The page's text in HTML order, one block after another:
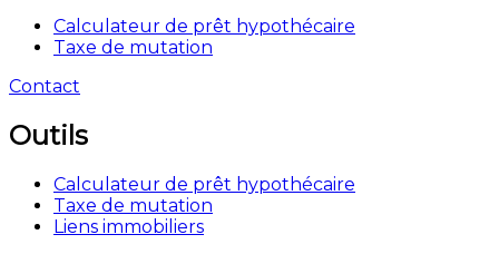
Calculateur de prêt hypothécaire
Taxe de mutation
Contact
Outils
Calculateur de prêt hypothécaire
Taxe de mutation
Liens immobiliers